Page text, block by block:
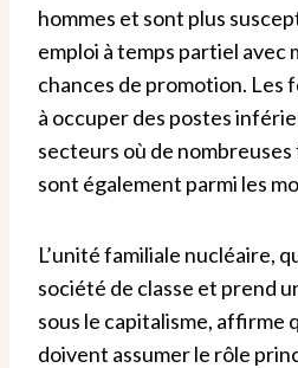
hommes et sont plus
emploi à temps partiel avec
chances de promotion. Les
à occuper des postes
secteurs où de
sont également parmi les
L’unité familiale nucléaire,
société de classe et prend
sous le capitalisme, affirme
doivent assumer le rôle